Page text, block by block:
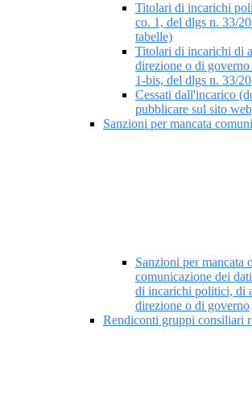
Titolari di incarichi
co. 1, del dlgs n. 33/
tabelle)
Titolari di incarichi di
direzione o di
1-bis, del dlgs n. 33/
Cessati dall'incarico
pubblicare sul sito
Sanzioni per mancata
Sanzioni per mancata
comunicazione dei
di incarichi politici, di
direzione o di governo
Rendiconti gruppi consiliari